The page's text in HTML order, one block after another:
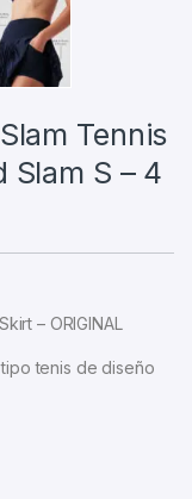
Tennis
Slam S – 4
– ORIGINAL
tenis de diseño